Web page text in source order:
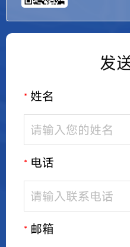
发
* 姓名
* 电话
* 邮箱